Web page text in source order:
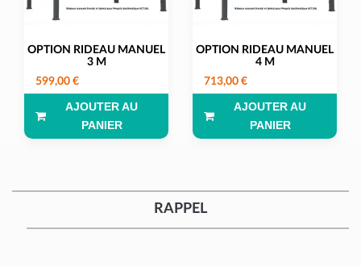
OPTION RIDEAU MANUEL
3 M
599,00 €
AJOUTER AU
PANIER
OPTION RIDEAU MANUEL
4 M
713,00 €
AJOUTER AU
PANIER
RAPPEL